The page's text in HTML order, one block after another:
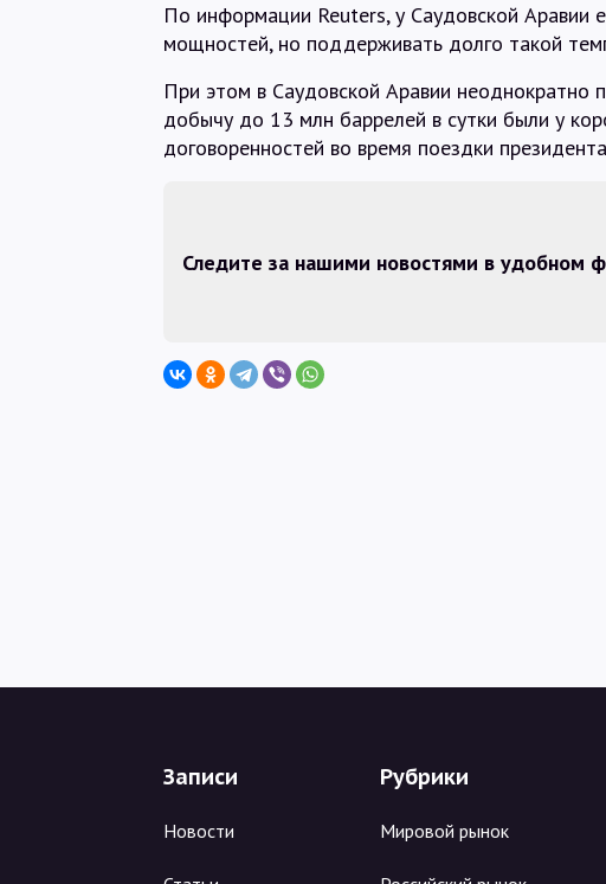
По информации Reuters, у Саудовской Аравии
мощностей, но поддерживать долго такой
При этом в Саудовской Аравии неоднократно
добычу до 13 млн баррелей в сутки были у
договоренностей во время поездки
Следите за нашими новостями в удобном
Записи
Новости
Рубрики
Мировой рынок